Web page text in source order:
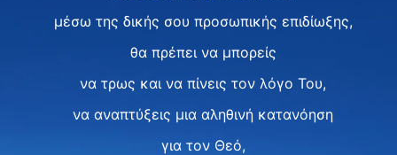
μέσω της δικής σου προσωπικής επιδίωξης,
θα πρέπει να μπορείς
να τρως και να πίνεις τον λόγο Του,
να αναπτύξεις μια αληθινή κατανόηση
για τον Θεό,